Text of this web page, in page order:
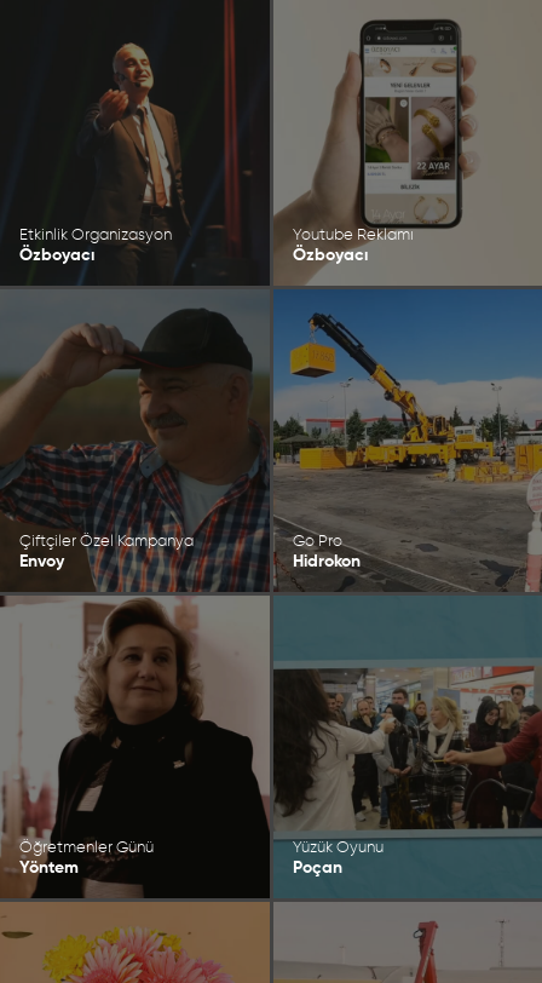
Etkinlik Organizasyon
Özboyacı
Youtube Reklamı
Özboyacı
Çiftçiler Özel Kampanya
Envoy
Go Pro
Hidrokon
Öğretmenler Günü
Yöntem
Yüzük Oyunu
Poçan